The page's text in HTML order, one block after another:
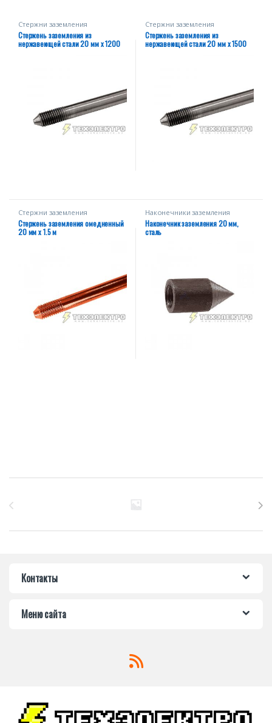
Стержни заземления
нержавеющие
Стержень заземления из
нержавеющей стали 20 мм х 1200
Стержни заземления
нержавеющие
Стержень заземления из
нержавеющей стали 20 мм х 1500
Стержни заземления
омедненные
Стержень заземления омедненный
20 мм х 1.5 м
Наконечники заземления
Наконечник заземления 20 мм,
сталь
Контакты
Меню сайта